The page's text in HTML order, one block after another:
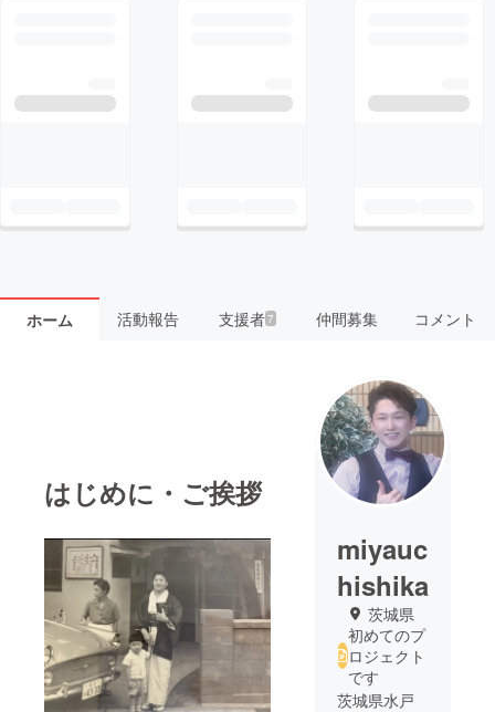
ホーム 活動報告 支援者7 仲間募集 コメント
はじめに・ご挨拶
miyauc
hishika
茨城県
初めてのプ
ロジェクト
です
茨城県水戸